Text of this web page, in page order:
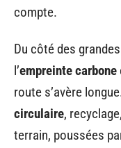
compte.
Du côté des
l’empreinte carbone
route s’avère
circulaire,
terrain, poussées